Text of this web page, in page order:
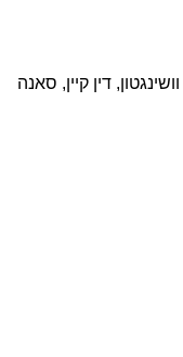
וושינגטון, דין קיין, סאנה